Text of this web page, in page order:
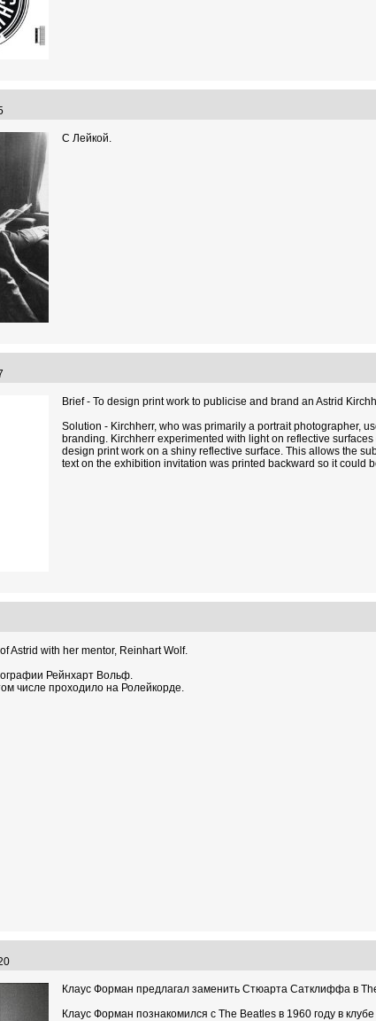
С Лейкой.
Brief - To design print work to publicise and brand an Astrid
Solution - Kirchherr, who was primarily a portrait photographer,
branding. Kirchherr experimented with light on reflective
design print work on a shiny reflective surface. This allows the
text on the exhibition invitation was printed backward so it could
Astrid with her mentor, Reinhart Wolf.
Рейнхарт Вольф.
числе проходило на Ролейкорде.
Клаус Форман предлагал заменить Стюарта Сатклиффа в
Клаус Форман познакомился с The Beatles в 1960 году в